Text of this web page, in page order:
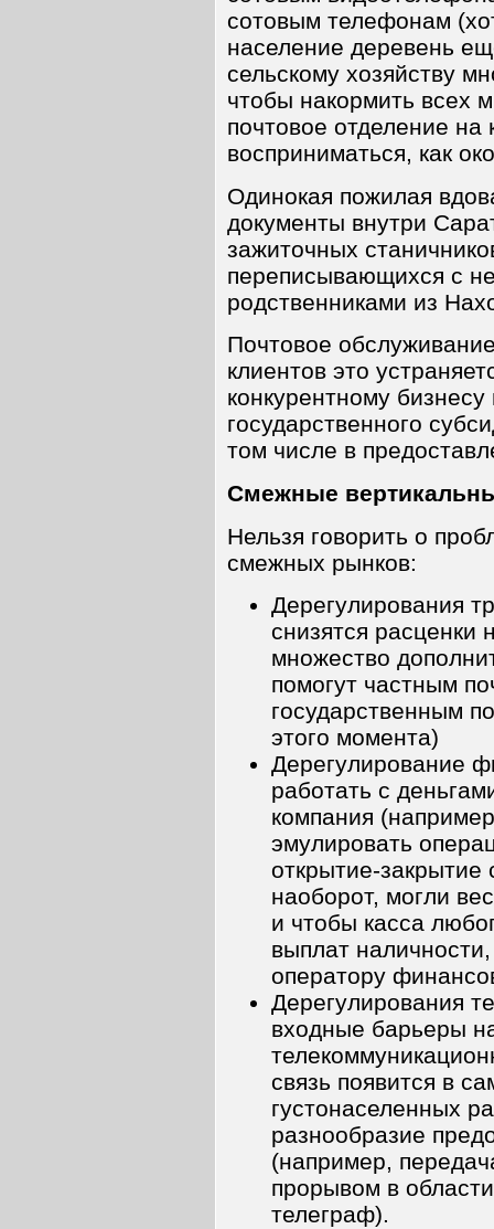
сотовым телефонам
население деревень
сельскому хозяйству
чтобы накормить всех
почтовое отделение
восприниматься, как
Одинокая пожилая
документы внутри
зажиточных
переписывающихся с
родственниками из
Почтовое
клиентов это
конкурентному
государственного
том числе в
Смежные
Нельзя говорить о
смежных рынков:
Дерегулирования
снизятся расценки
множество
помогут частным
государственным
этого момента)
Дерегулирование
работать с
компания
эмулировать
открытие-
наоборот, могли
и чтобы касса
выплат
оператору
Дерегулирования
входные барьеры
связь появится в
густонаселенных
разнообразие
(например,
прорывом в
телеграф).